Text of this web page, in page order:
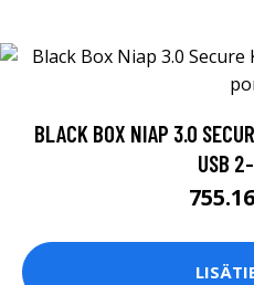
BLACK BOX NIAP 3.0
USB